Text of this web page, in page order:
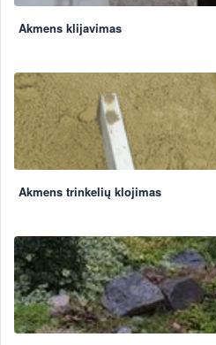
Akmens klijavimas
Akmens trinkelių klojimas